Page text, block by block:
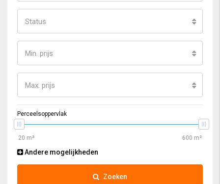
Status
Min. prijs
Max. prijs
Perceelsoppervlak
Andere mogelijkheden
Zoeken